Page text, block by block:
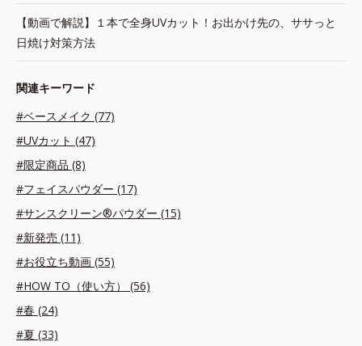
【動画で解説】１本で全身UVカット！お出かけ先の、ササっと
日焼け対策方法
関連キーワード
#ベースメイク (77)
#UVカット (47)
#限定商品 (8)
#フェイスパウダー (17)
#サンスクリーン®パウダー (15)
#新発売 (11)
#お役立ち動画 (55)
#HOW TO（使い方） (56)
#春 (24)
#夏 (33)